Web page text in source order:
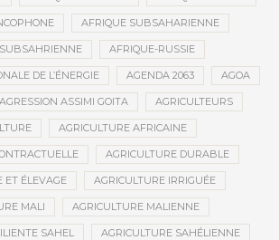
AFRIQUE SUBSAHARIENNE
AFRIQUE-RUSSIE
DE L’ÉNERGIE AGENDA 2063 AGOA
AGRESSION ASSIMI GOITA AGRICULTEURS
AGRICULTURE AFRICAINE
AGRICULTURE DURABLE
ET ÉLEVAGE AGRICULTURE IRRIGUÉE
MALI AGRICULTURE MALIENNE
SAHEL AGRICULTURE SAHÉLIENNE